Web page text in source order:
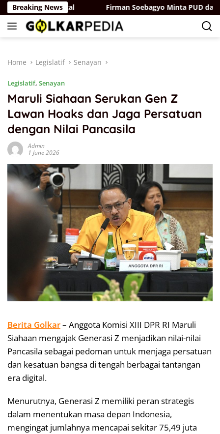
Skip
to
content
Breaking News
Ruang Digital Firman Soebagyo Minta PUD dan
Home Legislatif Senayan
Legislatif, Senayan
Maruli Siahaan Serukan Gen Z
Lawan Hoaks dan Jaga Persatuan
dengan Nilai Pancasila
Admin
1 June 2026
Berita Golkar– Anggota Komisi XIII DPR RI Maruli
Siahaan mengajak Generasi Z menjadikan nilai-nilai
Pancasila sebagai pedoman untuk menjaga persatuan
dan kesatuan bangsa di tengah berbagai tantangan
era digital.
Menurutnya, Generasi Z memiliki peran strategis
dalam menentukan masa depan Indonesia,
mengingat jumlahnya mencapai sekitar 75,49 juta